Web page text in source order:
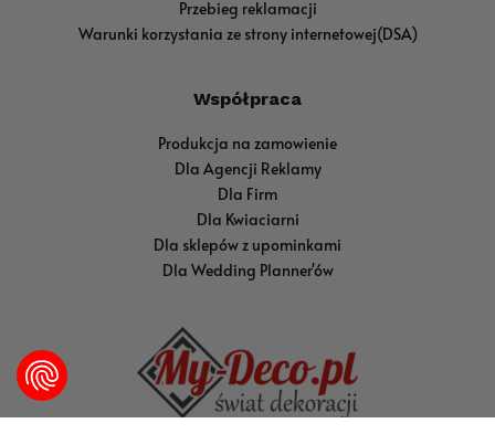
Przebieg reklamacji
Warunki korzystania ze strony internetowej(DSA)
Współpraca
Produkcja na zamowienie
Dla Agencji Reklamy
Dla Firm
Dla Kwiaciarni
Dla sklepów z upominkami
Dla Wedding Planner'ów